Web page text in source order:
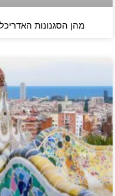
מהן הסגנונות